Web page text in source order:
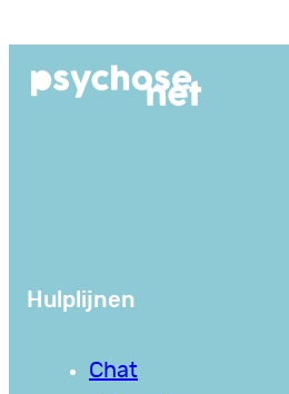
de
Hulplijnen
Chat